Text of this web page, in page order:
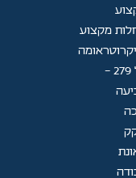
מקצוע
בל 279 -